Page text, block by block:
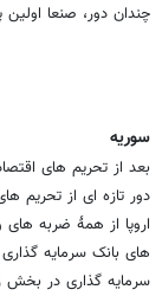
چندان دور، صنعا
سوریه
بعد از تحریم های
دور تازه ای از تحریم
اروپا از همۀ ضربه های
سرمایه گذاری در بخش